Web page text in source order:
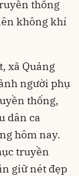
thống
không khí
xã Quảng
người phụ
thống,
dân ca
hôm nay.
truyền
giữ nét đẹp